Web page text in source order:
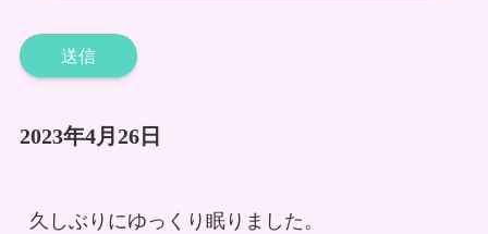
2023年4月26日
久しぶりにゆっくり眠りました。